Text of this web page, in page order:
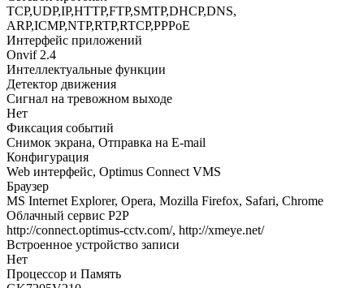
TCP,UDP,IP,HTTP,FTP,SMTP,DHCP,DNS,
ARP,ICMP,NTP,RTP,RTCP,PPPoE
Интерфейс приложений
Onvif 2.4
Интеллектуальные функции
Детектор движения
Сигнал на тревожном выходе
Нет
Фиксация событий
Снимок экрана, Отправка на E-mail
Конфигурация
Web интерфейс, Optimus Connect VMS
Браузер
MS Internet Explorer, Opera, Mozilla Firefox, Safari, Chrome
Облачный сервис P2P
http://connect.optimus-cctv.com/, http://xmeye.net/
Встроенное устройство записи
Нет
Процессор и Память